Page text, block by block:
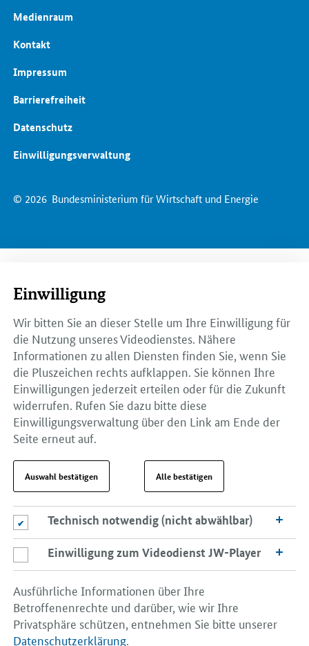
© 2026 Bundesministerium für Wirtschaft und Energie
Medienraum
Kontakt
Impressum
Barrierefreiheit
Datenschutz
Einwilligungsverwaltung
Einwilligung
Wir bitten Sie an dieser Stelle um Ihre Einwilligung für
die Nutzung unseres Videodienstes. Nähere
Informationen zu allen Diensten finden Sie, wenn Sie
die Pluszeichen rechts aufklappen. Sie können Ihre
Einwilligungen jederzeit erteilen oder für die Zukunft
widerrufen. Rufen Sie dazu bitte diese
Einwilligungsverwaltung über den Link am Ende der
Seite erneut auf.
Auswahl bestätigen Alle bestätigen
Technisch notwendig (nicht abwählbar)
Technisch notwendig (nicht abwählbar)
Einwilligung zum Videodienst JW-Player
Einwilligung zum Videodienst JW-Player
Ausführliche Informationen über Ihre
Betroffenenrechte und darüber, wie wir Ihre
Privatsphäre schützen, entnehmen Sie bitte unserer
Datenschutzerklärung.